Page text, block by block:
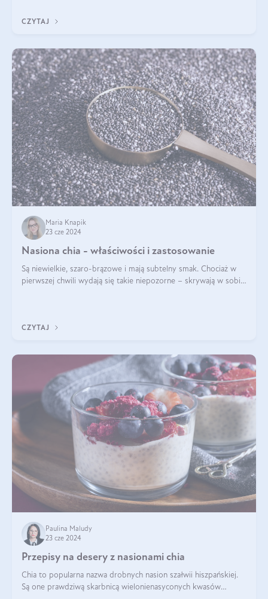
CZYTAJ
Maria Knapik
23 cze 2024
Nasiona chia - właściwości i zastosowanie
Są niewielkie, szaro-brązowe i mają subtelny smak. Chociaż w
pierwszej chwili wydają się takie niepozorne – skrywają w sobie
CZYTAJ
Paulina Maludy
23 cze 2024
Przepisy na desery z nasionami chia
Chia to popularna nazwa drobnych nasion szałwii hiszpańskiej.
Są one prawdziwą skarbnicą wielonienasyconych kwasów